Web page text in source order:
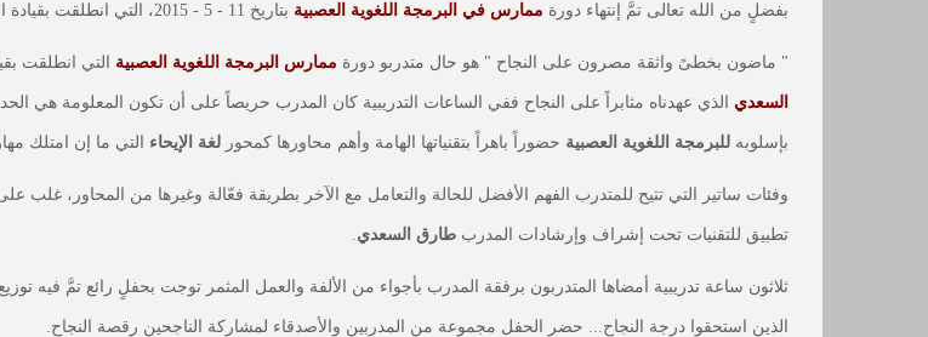
بفضلٍ من الله تعالى تمَّ إنتهاء دورة ممارس في البرمجة اللغوية العصبية بتاريخ 11 - 5 - 2015، التي انطلقت بقيادة المدرب
" ماضون بخطىً واثقة مصرون على النجاح " هو حال متدربو دورة ممارس البرمجة اللغوية العصبية التي انطلقت
السعدي الذي عهدناه مثابراً على النجاح ففي الساعات التدريبية كان المدرب حريصاً على أن تكون المعلومة هي
بإسلوبه للبرمجة اللغوية العصبية حضوراً باهراً بتقنياتها الهامة وأهم محاورها كمحور لغة الإيحاء التي ما إن امتلك
وفئات ساتير التي تتيح للمتدرب الفهم الأفضل للحالة والتعامل مع الآخر بطريقة فعّالة وغيرها من المحاور، غلب
تطبيق للتقنيات تحت إشراف وإرشادات المدرب طارق السعدي.
ثلاثون ساعة تدريبية أمضاها المتدربون برفقة المدرب بأجواء من الألفة والعمل المثمر توجت بحفلٍ رائع تمَّ فيه
الذين استحقوا درجة النجاح... حضر الحفل مجموعة من المدربين والأصدقاء لمشاركة الناجحين رقصة النجاح.